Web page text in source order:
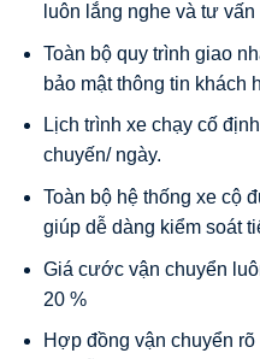
luôn lắng nghe và tư
Toàn bộ quy trình giao
bảo mật thông tin khách
Lịch trình xe chạy cố
chuyến/ ngày.
Toàn bộ hệ thống xe cộ
giúp dễ dàng kiểm soát
Giá cước vận chuyển
20 %
Hợp đồng vận chuyển